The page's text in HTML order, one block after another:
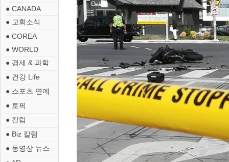
● CANADA
● 교회소식
● COREA
● WORLD
● 경제 & 과학
● 건강 Life
● 스포츠 연예
● 토픽
● 칼럼
● Biz 칼럼
● 동영상 뉴스